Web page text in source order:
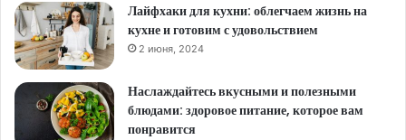
Лайфхаки для кухни: облегчаем жизнь на
кухне и готовим с удовольствием
2 июня, 2024
Наслаждайтесь вкусными и полезными
блюдами: здоровое питание, которое вам
понравится